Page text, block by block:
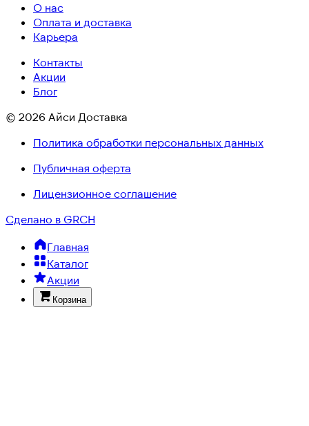
О нас
Оплата и доставка
Карьера
Контакты
Акции
Блог
© 2026 Айси Доставка
Политика обработки персональных данных
Публичная оферта
Лицензионное соглашение
Сделано в GRCH
Главная
Каталог
Акции
Корзина